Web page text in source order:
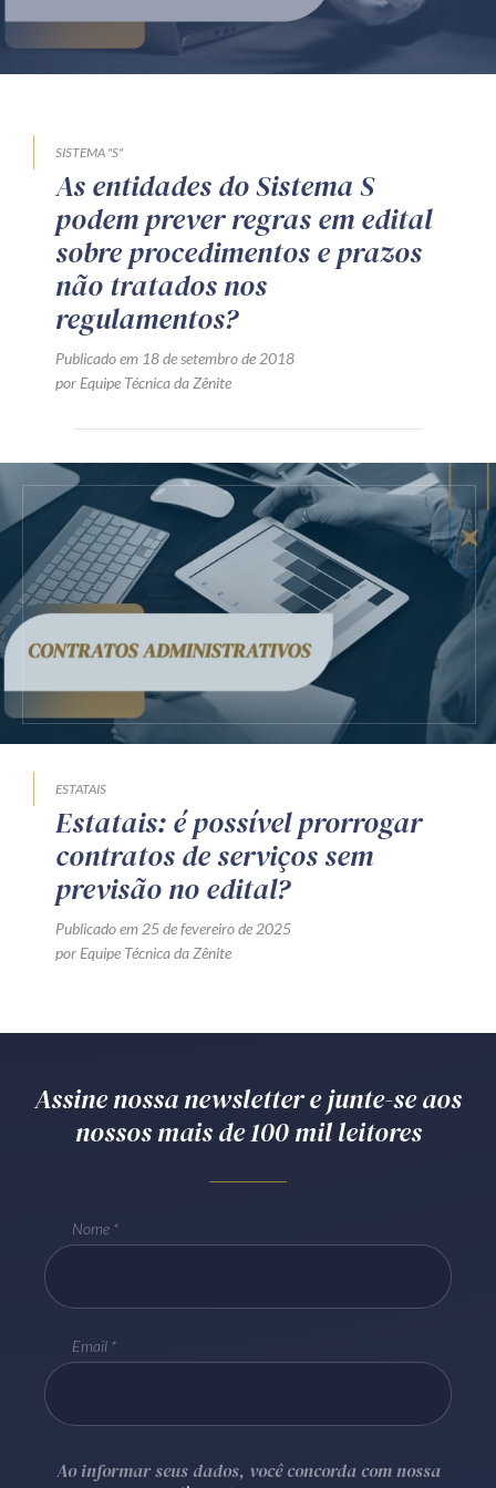
Produtos e serviços
Mentoria Zênite
Capacitação
Zênite Online
Eventos presenciais
Zênite in Company
Diferenciais
Receba por RSS
Av. Sete de Setembro, 4698
Batel Curitiba/PR CEP80240-000
Telefone (41) 2109-8666
Whatsapp (41) 98881-6616
SISTEMA "S"
As entidades do Sistema S
podem prever regras em edital
sobre procedimentos e prazos
não tratados nos
regulamentos?
Publicado em 18 de setembro de 2018
por Equipe Técnica da Zênite
ESTATAIS
Estatais: é possível prorrogar
contratos de serviços sem
previsão no edital?
Publicado em 25 de fevereiro de 2025
por Equipe Técnica da Zênite
Assine nossa newsletter e junte-se aos
nossos mais de 100 mil leitores
Nome
Email
Ao informar seus dados, você concorda com nossa